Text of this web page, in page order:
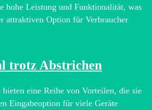
hohe Leistung und Funktionalität, was
attraktiven Option für Verbraucher
trotz Abstrichen
bieten eine Reihe von Vorteilen, die sie
Eingabeoption für viele Geräte